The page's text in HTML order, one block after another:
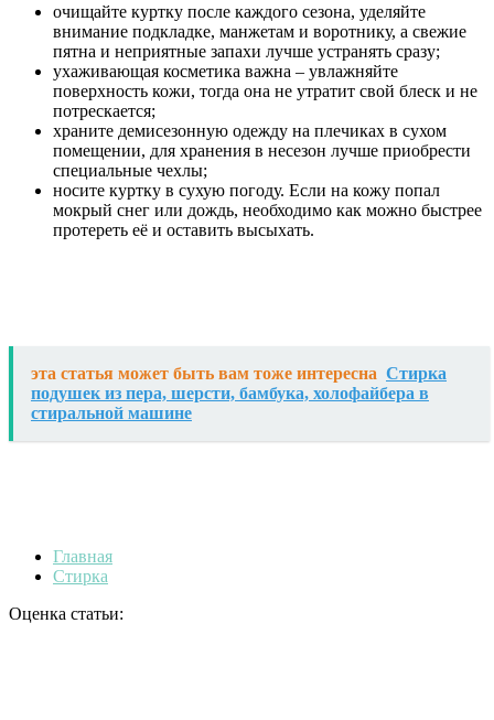
очищайте куртку после каждого сезона, уделяйте
внимание подкладке, манжетам и воротнику, а свежие
пятна и неприятные запахи лучше устранять сразу;
ухаживающая косметика важна – увлажняйте
поверхность кожи, тогда она не утратит свой блеск и не
потрескается;
храните демисезонную одежду на плечиках в сухом
помещении, для хранения в несезон лучше приобрести
специальные чехлы;
носите куртку в сухую погоду. Если на кожу попал
мокрый снег или дождь, необходимо как можно быстрее
протереть её и оставить высыхать.
эта статья может быть вам тоже интересна Стирка
подушек из пера, шерсти, бамбука, холофайбера в
стиральной машине
Главная
Стирка
Оценка статьи: